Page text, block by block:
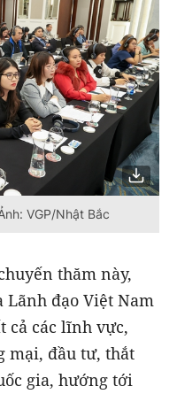
VGP/Nhật Bắc
thăm này,
Lãnh đạo Việt Nam
cả các lĩnh vực,
mại, đầu tư, thắt
gia, hướng tới